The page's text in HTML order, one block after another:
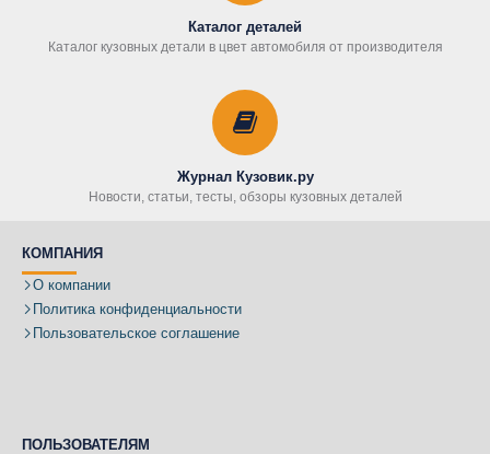
Каталог деталей
Каталог кузовных детали в цвет автомобиля от производителя
Журнал Кузовик.ру
Новости, статьи, тесты, обзоры кузовных деталей
КОМПАНИЯ
О компании
Политика конфиденциальности
Пользовательское соглашение
ПОЛЬЗОВАТЕЛЯМ